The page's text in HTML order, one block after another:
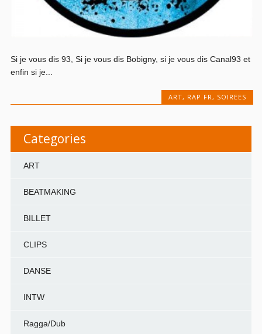
Si je vous dis 93, Si je vous dis Bobigny, si je vous dis Canal93 et
enfin si je...
ART, RAP FR, SOIREES
Categories
ART
BEATMAKING
BILLET
CLIPS
DANSE
INTW
Ragga/Dub